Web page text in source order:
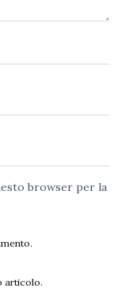
browser per la
articolo.